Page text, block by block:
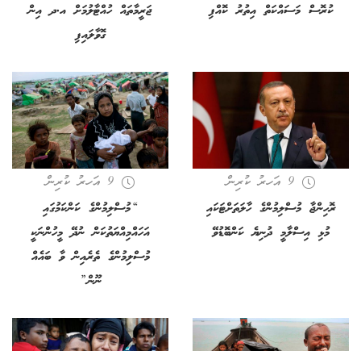
ކުރޮސް މަސައްކަތް އިތުރު ކޮއްފި
ޖަރީމާތައް ހުއްޓާލުމަށް އ.ދ އިން
ގޮވާލައިފި
9 އަހރު ކުރިން
ރޮހިންޖާ މުސްލިމުންގެ ހާލަތަށްޓަކައި
މުޅި އިސްލާމީ ދުނިޔެ ކަންބޮޑުވޭ
9 އަހރު ކުރިން
“މުސްލިމުންގެ ކަންކަމުގައި
އަހައްމިއްޔަތުކަން ނުދޭ މީހުންނަކީ
މުސްލިމުންގެ ތެރެއިން ވާ ބައެއް
ނޫން”